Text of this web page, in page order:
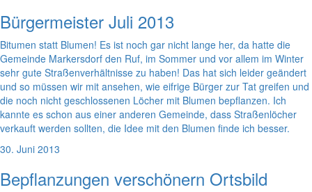
Bürgermeister Juli 2013
Bitumen statt Blumen! Es ist noch gar nicht lange her, da hatte die
Gemeinde Markersdorf den Ruf, im Sommer und vor allem im Winter
sehr gute Straßenverhältnisse zu haben! Das hat sich leider geändert
und so müssen wir mit ansehen, wie eifrige Bürger zur Tat greifen und
die noch nicht geschlossenen Löcher mit Blumen bepflanzen. Ich
kannte es schon aus einer anderen Gemeinde, dass Straßenlöcher
verkauft werden sollten, die Idee mit den Blumen finde ich besser.
30. Juni 2013
Bepflanzungen verschönern Ortsbild